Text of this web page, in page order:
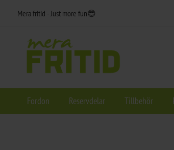
Mera fritid - Just more fun😎
Fordon Reservdelar Tillbehör